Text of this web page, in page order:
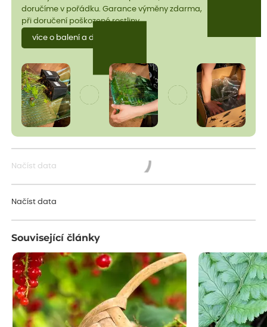
doručíme v pořádku. Garance výměny zdarma,
při doručení poškozené rostliny.
více o balení a dopravě
Načíst data
Načíst data
Související články